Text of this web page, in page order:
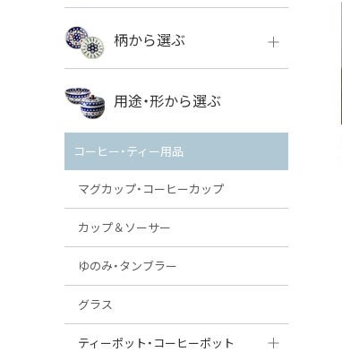
ボレス
VENA
ミレナ
柄から選ぶ
ボレス
用途・形から選ぶ
コーヒー・ティー用品
マグカップ・コーヒーカップ
カップ＆ソーサー
ゆのみ・タンブラー
グラス
ティーポット・コーヒーポット